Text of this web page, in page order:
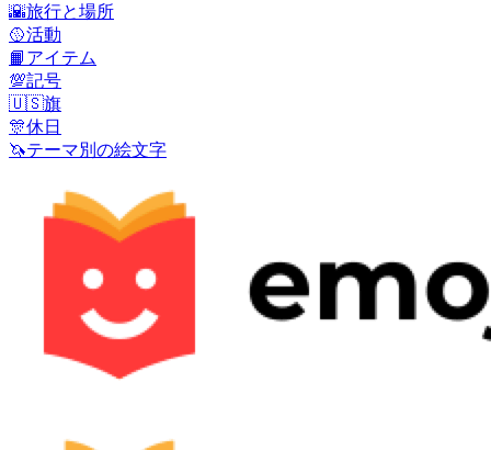
🌇旅行と場所
🥎活動
📙 アイテム
💯記号
🇺🇸旗
🎊休日
🦄テーマ別の絵文字